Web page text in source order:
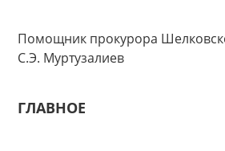
Помощник прокурора
С.Э. Муртузалиев
ГЛАВНОЕ